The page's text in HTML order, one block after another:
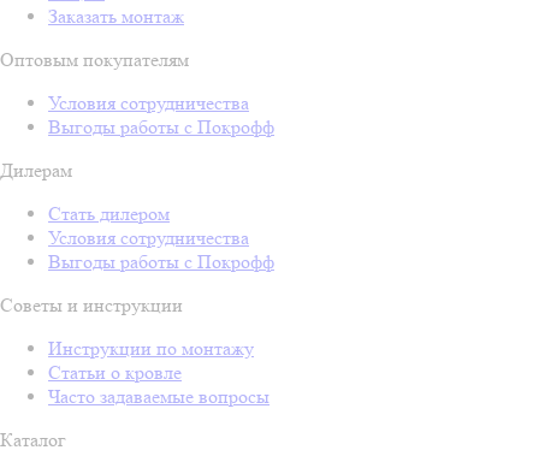
Заказать монтаж
Оптовым покупателям
Условия сотрудничества
Выгоды работы с Покрофф
Дилерам
Стать дилером
Условия сотрудничества
Выгоды работы с Покрофф
Советы и инструкции
Инструкции по монтажу
Статьи о кровле
Часто задаваемые вопросы
Каталог